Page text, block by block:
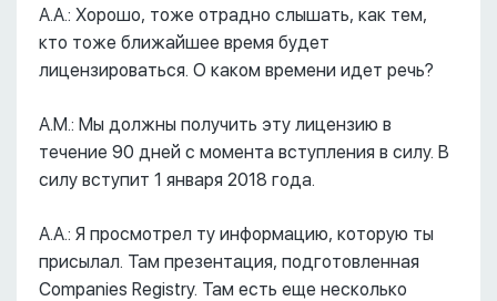
А.А.: Хорошо, тоже отрадно слышать, как тем,
кто тоже ближайшее время будет
лицензироваться. О каком времени идет речь?
А.М.: Мы должны получить эту лицензию в
течение 90 дней с момента вступления в силу. В
силу вступит 1 января 2018 года.
А.А.: Я просмотрел ту информацию, которую ты
присылал. Там презентация, подготовленная
Companies Registry. Там есть еще несколько